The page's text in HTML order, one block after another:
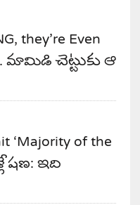
they’re Even
మామిడి చెట్టుకు ఆ
‘Majority of the
ఇది